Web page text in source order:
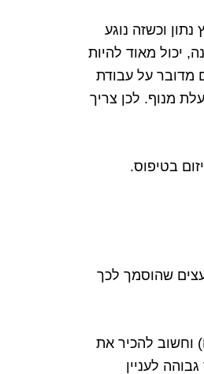
וכשזה נוגע
יכול מאוד להיות
מדובר על עבודת
מנוף. לכן צריך
בטיפוס.
עצים שהוסמך לכך
וחשוב להכיר את
לעניין